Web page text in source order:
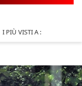
I PIÙ VISTI A :